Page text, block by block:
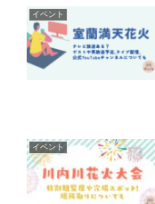
イベント
イベント